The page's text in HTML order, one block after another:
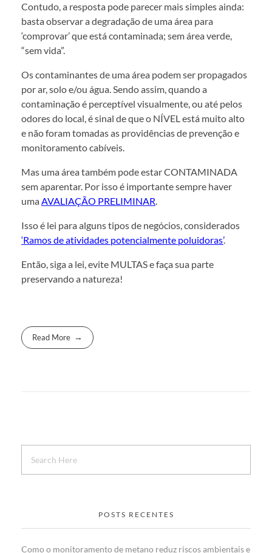
Contudo, a resposta pode parecer mais simples ainda:
basta observar a degradação de uma área para
‘comprovar’ que está contaminada; sem área verde,
“sem vida”.
Os contaminantes de uma área podem ser propagados
por ar, solo e/ou água. Sendo assim, quando a
contaminação é perceptível visualmente, ou até pelos
odores do local, é sinal de que o NÍVEL está muito alto
e não foram tomadas as providências de prevenção e
monitoramento cabíveis.
Mas uma área também pode estar CONTAMINADA
sem aparentar. Por isso é importante sempre haver
umaAVALIAÇÃO PRELIMINAR.
Isso é lei para alguns tipos de negócios, considerados
‘Ramos de atividades potencialmente poluidoras’.
Então, siga a lei, evite MULTAS e faça sua parte
preservando a natureza!
Read More
POSTS RECENTES
Como o monitoramento de metano reduz riscos ambientais e